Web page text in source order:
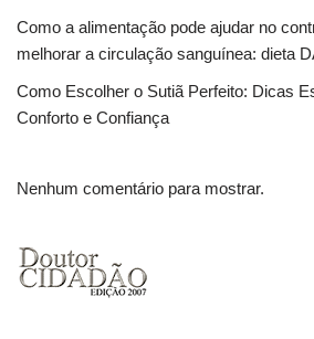
Como a alimentação pode ajudar no
melhorar a circulação sanguínea: dieta
Como Escolher o Sutiã Perfeito: Dicas
Conforto e Confiança
Nenhum comentário para mostrar.